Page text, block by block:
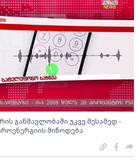
განმავლობაში უკვე მესამედ -
მიწოდება